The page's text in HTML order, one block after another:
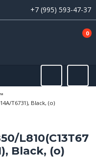
+7 (995) 593-47-37
0
T6731), Black, (о)
L810(C13T67
Black, (о)